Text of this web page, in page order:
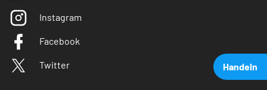
Handeln
Instagram
Facebook
Twitter